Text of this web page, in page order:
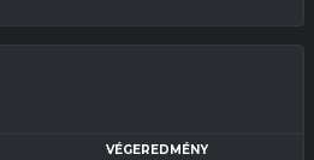
VÉGEREDMÉNY